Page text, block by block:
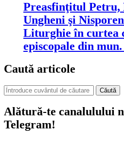
Preasfinţitul Petru,
Ungheni şi
Liturghie în curtea
episcopale din
Caută articole
Căută
Alătură-te canalulului
Telegram!